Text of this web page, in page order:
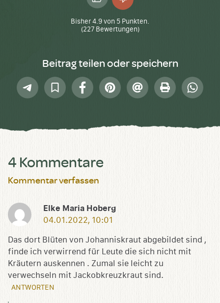
Daumen
hoch
Daumen
runter
Bisher4.9von 5 Punkten.
(227Bewertungen)
Beitrag teilen oder speichern
Telegram
In
Sammlung
FacebookPinterest
E-
Mail
Drucken
4 Kommentare
Kommentar verfassen
Elke Maria Hoberg
04.01.2022, 10:01
Das dort Blüten von Johanniskraut abgebildet sind ,
finde ich verwirrend für Leute die sich nicht mit
Kräutern auskennen . Zumal sie leicht zu
verwechseln mit Jackobkreuzkraut sind.
ANTWORTEN